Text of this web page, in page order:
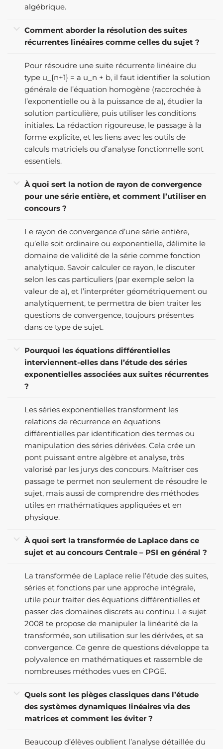
algébrique.
Comment aborder la résolution des suites
récurrentes linéaires comme celles du sujet ?
Pour résoudre une suite récurrente linéaire du
type u_{n+1} = a u_n + b, il faut identifier la solution
générale de l’équation homogène (raccrochée à
l’exponentielle ou à la puissance de a), étudier la
solution particulière, puis utiliser les conditions
initiales. La rédaction rigoureuse, le passage à la
forme explicite, et les liens avec les outils de
calculs matriciels ou d’analyse fonctionnelle sont
essentiels.
À quoi sert la notion de rayon de convergence
pour une série entière, et comment l’utiliser en
concours ?
Le rayon de convergence d’une série entière,
qu’elle soit ordinaire ou exponentielle, délimite le
domaine de validité de la série comme fonction
analytique. Savoir calculer ce rayon, le discuter
selon les cas particuliers (par exemple selon la
valeur de a), et l’interpréter géométriquement ou
analytiquement, te permettra de bien traiter les
questions de convergence, toujours présentes
dans ce type de sujet.
Pourquoi les équations différentielles
interviennent-elles dans l’étude des séries
exponentielles associées aux suites récurrentes
?
Les séries exponentielles transforment les
relations de récurrence en équations
différentielles par identification des termes ou
manipulation des séries dérivées. Cela crée un
pont puissant entre algèbre et analyse, très
valorisé par les jurys des concours. Maîtriser ces
passage te permet non seulement de résoudre le
sujet, mais aussi de comprendre des méthodes
utiles en mathématiques appliquées et en
physique.
À quoi sert la transformée de Laplace dans ce
sujet et au concours Centrale – PSI en général ?
La transformée de Laplace relie l’étude des suites,
séries et fonctions par une approche intégrale,
utile pour traiter des équations différentielles et
passer des domaines discrets au continu. Le sujet
2008 te propose de manipuler la linéarité de la
transformée, son utilisation sur les dérivées, et sa
convergence. Ce genre de questions développe ta
polyvalence en mathématiques et rassemble de
nombreuses méthodes vues en CPGE.
Quels sont les pièges classiques dans l’étude
des systèmes dynamiques linéaires via des
matrices et comment les éviter ?
Beaucoup d’élèves oublient l’analyse détaillée du